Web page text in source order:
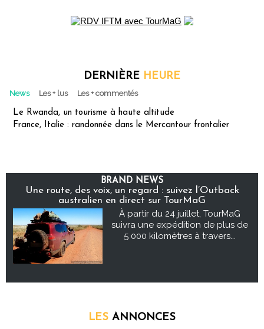
DERNIÈRE HEURE
News Les + lus Les + commentés
Le Rwanda, un tourisme à haute altitude
France, Italie : randonnée dans le Mercantour frontalier
BRAND NEWS
Une route, des voix, un regard : suivez l’Outback
australien en direct sur TourMaG
À partir du 24 juillet, TourMaG
suivra une expédition de plus de
5 000 kilomètres à travers...
LES ANNONCES